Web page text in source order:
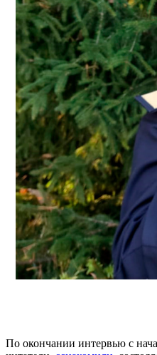
По окончании интервью с